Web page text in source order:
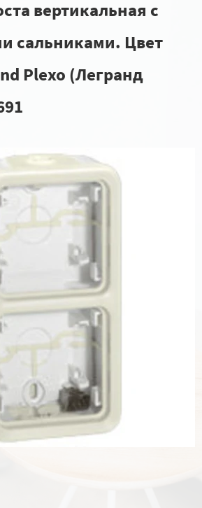
вертикальная с
сальниками. Цвет
Plexo (Легранд